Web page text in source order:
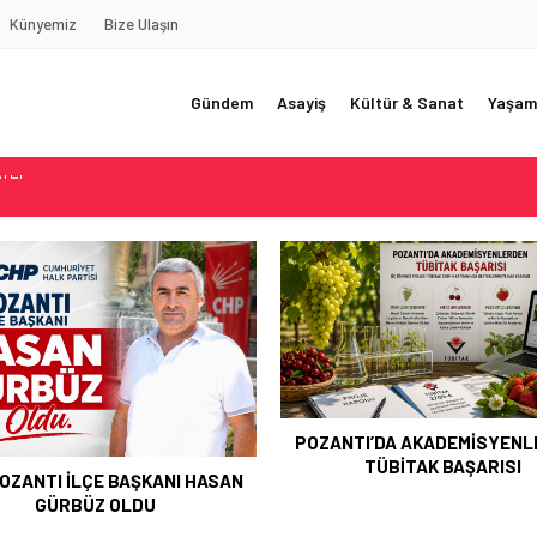
Künyemiz Bize Ulaşın
Gündem Asayiş Kültür & Sanat Yaşam
Yaylası
Tasarımın Öncüsü GZR Ajans
AKADEMİSYENLERDEN
TÜBİTAK BAŞARISI